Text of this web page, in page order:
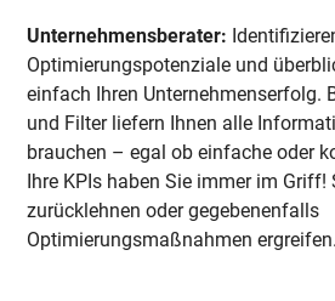
Unternehmensberater:
Optimierungspotenziale und
einfach Ihren Unternehmenserfolg.
und Filter liefern Ihnen alle
brauchen – egal ob einfache oder
Ihre KPIs haben Sie immer im Griff!
zurücklehnen oder gegebenenfalls
Optimierungsmaßnahmen ergreifen.